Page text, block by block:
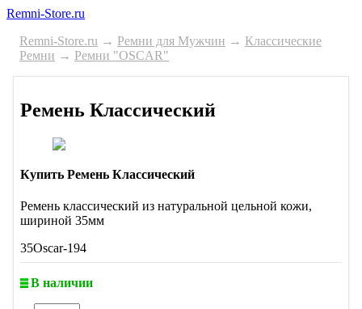
Remni-Store.ru
Remni-Store.ru → Ремни для Мужчин → Классические
Ремни → Ремни "OSCAR"
Ремень Классический
Купить Ремень Классический
Ремень классический из натуральной цельной кожи,
шириной 35мм
35Oscar-194
В наличии